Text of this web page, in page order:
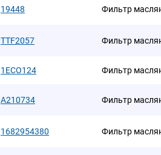
19448 Фильтр
TTF2057 Фильтр
1ECO124 Фильтр
A210734 Фильтр
1682954380 Фильтр